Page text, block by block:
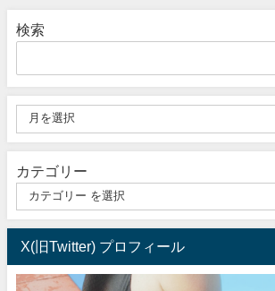
検索
カテゴリー
X(旧Twitter) プロフィール